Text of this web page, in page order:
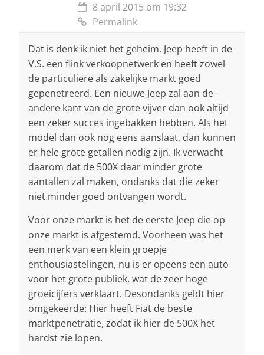
8 april 2015 om 19:32
Permalink
Dat is denk ik niet het geheim. Jeep heeft in de
V.S. een flink verkoopnetwerk en heeft zowel
de particuliere als zakelijke markt goed
gepenetreerd. Een nieuwe Jeep zal aan de
andere kant van de grote vijver dan ook altijd
een zeker succes ingebakken hebben. Als het
model dan ook nog eens aanslaat, dan kunnen
er hele grote getallen nodig zijn. Ik verwacht
daarom dat de 500X daar minder grote
aantallen zal maken, ondanks dat die zeker
niet minder goed ontvangen wordt.
Voor onze markt is het de eerste Jeep die op
onze markt is afgestemd. Voorheen was het
een merk van een klein groepje
enthousiastelingen, nu is er opeens een auto
voor het grote publiek, wat de zeer hoge
groeicijfers verklaart. Desondanks geldt hier
omgekeerde: Hier heeft Fiat de beste
marktpenetratie, zodat ik hier de 500X het
hardst zie lopen.